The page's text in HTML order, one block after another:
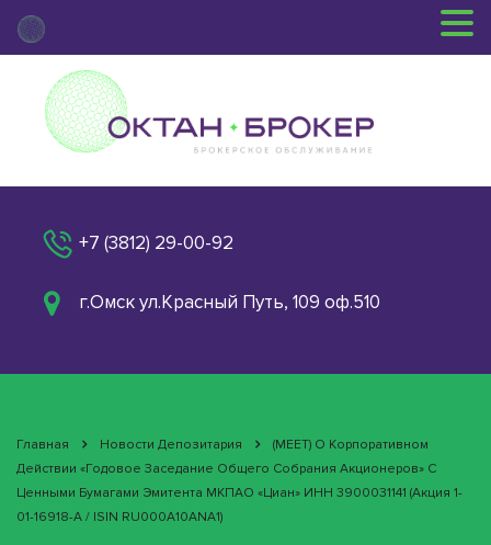
+7 (3812) 29-00-92
г.Омск ул.Красный Путь, 109 оф.510
Главная Новости Депозитария
(MEET) О Корпоративном
Действии «Годовое Заседание Общего Собрания Акционеров» С
Ценными Бумагами Эмитента МКПАО «Циан» ИНН 3900031141 (акция 1-
01-16918-A / ISIN RU000A10ANA1)